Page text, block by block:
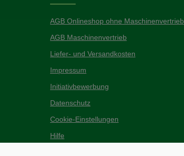
AGB Onlineshop ohne Maschinenvertrieb
AGB Maschinenvertrieb
Liefer- und Versandkosten
Impressum
Initiativbewerbung
Datenschutz
Cookie-Einstellungen
Hilfe